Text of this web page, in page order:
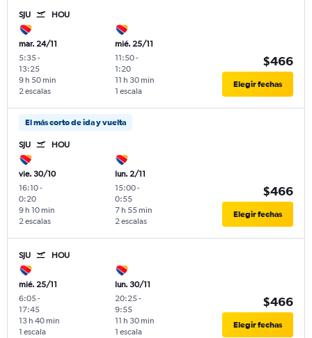
SJU HOU
mar. 24/11
5:35-
13:25
2 escalas
9 h 50 min
mié. 25/11
11:50-
1:20
1 escala
11 h 30 min
$466
Elegir fechas
El más corto de ida y vuelta
SJU HOU
vie. 30/10
16:10-
0:20
2 escalas
9 h 10 min
lun. 2/11
15:00-
0:55
2 escalas
7 h 55 min
$466
Elegir fechas
SJU HOU
mié. 25/11
6:05-
17:45
1 escala
13 h 40 min
lun. 30/11
20:25-
9:55
1 escala
11 h 30 min
$466
Elegir fechas